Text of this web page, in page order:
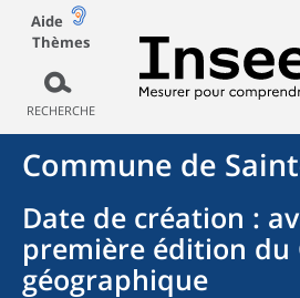
Aide
Thèmes
RECHERCHE
Commune de
Date de création :
première édition du
géographique